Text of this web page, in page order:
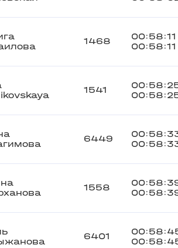
1468
00:58:11
00:58:11
1541
6449
1558
6401